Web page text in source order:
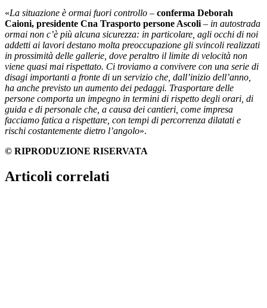
«La situazione è ormai fuori controllo – conferma Deborah
Caioni, presidente Cna Trasporto persone Ascoli – in autostrada
ormai non c’è più alcuna sicurezza: in particolare, agli occhi di noi
addetti ai lavori destano molta preoccupazione gli svincoli realizzati
in prossimità delle gallerie, dove peraltro il limite di velocità non
viene quasi mai rispettato. Ci troviamo a convivere con una serie di
disagi importanti a fronte di un servizio che, dall’inizio dell’anno,
ha anche previsto un aumento dei pedaggi. Trasportare delle
persone comporta un impegno in termini di rispetto degli orari, di
guida e di personale che, a causa dei cantieri, come impresa
facciamo fatica a rispettare, con tempi di percorrenza dilatati e
rischi costantemente dietro l’angolo».
© RIPRODUZIONE RISERVATA
Articoli correlati